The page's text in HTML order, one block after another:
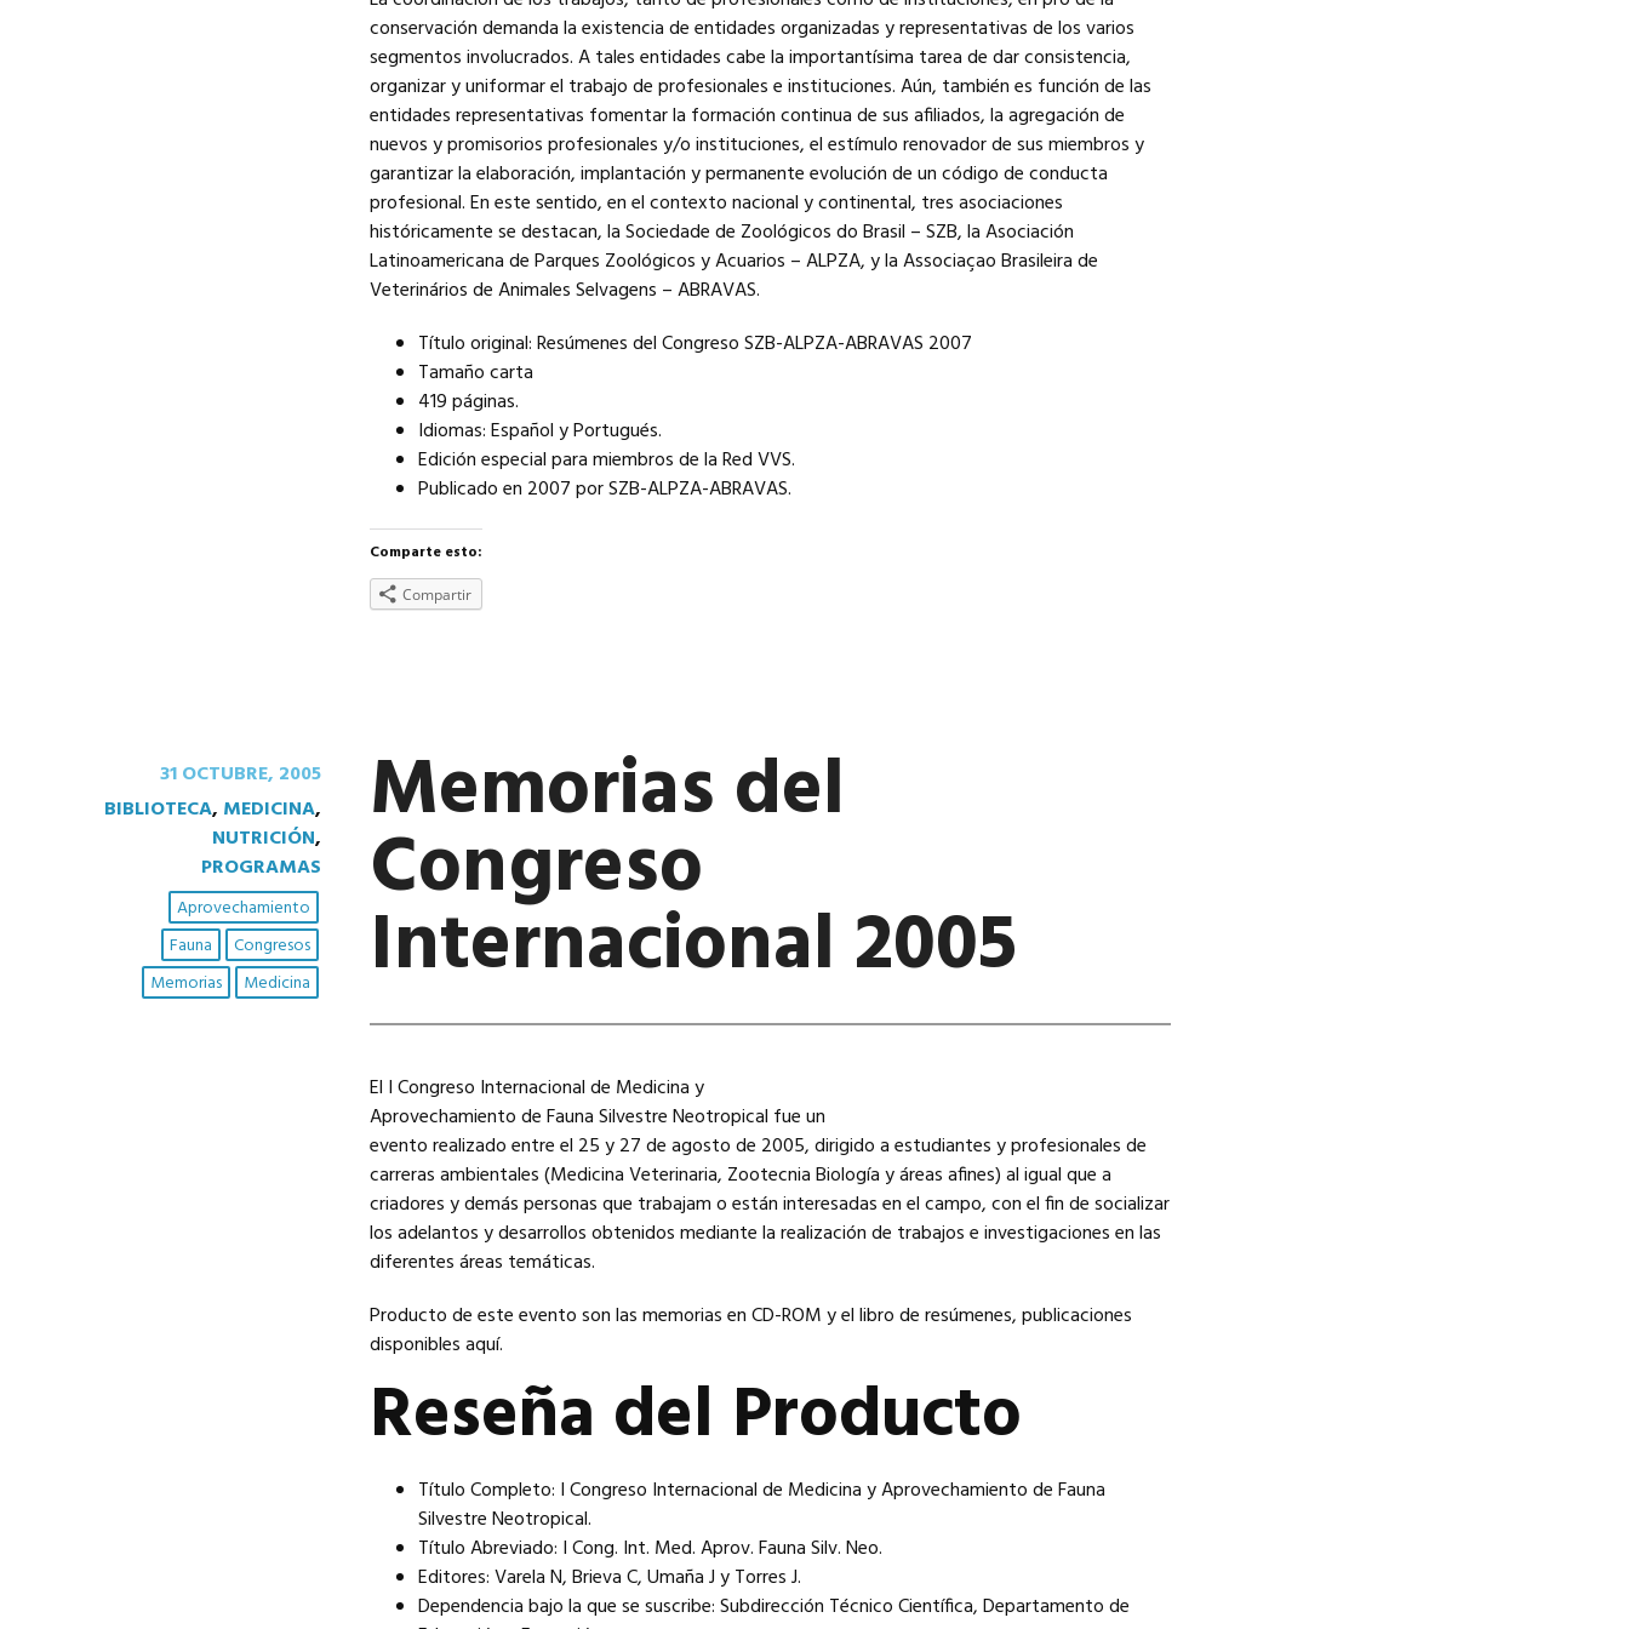
conservación demanda la existencia de entidades organizadas y representativas de los varios
segmentos involucrados. A tales entidades cabe la importantísima tarea de dar consistencia,
organizar y uniformar el trabajo de profesionales e instituciones. Aún, también es función de las
entidades representativas fomentar la formación continua de sus afiliados, la agregación de
nuevos y promisorios profesionales y/o instituciones, el estímulo renovador de sus miembros y
garantizar la elaboración, implantación y permanente evolución de un código de conducta
profesional. En este sentido, en el contexto nacional y continental, tres asociaciones
históricamente se destacan, la Sociedade de Zoológicos do Brasil – SZB, la Asociación
Latinoamericana de Parques Zoológicos y Acuarios – ALPZA, y la Associaçao Brasileira de
Veterinários de Animales Selvagens – ABRAVAS.
Título original: Resúmenes del Congreso SZB-ALPZA-ABRAVAS 2007
Tamaño carta
419 páginas.
Idiomas: Español y Portugués.
Edición especial para miembros de la Red VVS.
Publicado en 2007 por SZB-ALPZA-ABRAVAS.
Comparte esto:
Compartir
31 OCTUBRE, 2005
BIBLIOTECA, MEDICINA,
NUTRICIÓN,
PROGRAMAS
Aprovechamiento
Congresos
Fauna
Medicina
Memorias
Memorias del
Congreso
Internacional 2005
El I Congreso Internacional de Medicina y
Aprovechamiento de Fauna Silvestre Neotropical fue un
evento realizado entre el 25 y 27 de agosto de 2005, dirigido a estudiantes y profesionales de
carreras ambientales (Medicina Veterinaria, Zootecnia Biología y áreas afines) al igual que a
criadores y demás personas que trabajam o están interesadas en el campo, con el fin de socializar
los adelantos y desarrollos obtenidos mediante la realización de trabajos e investigaciones en las
diferentes áreas temáticas.
Producto de este evento son las memorias en CD-ROM y el libro de resúmenes, publicaciones
disponibles aquí.
Reseña del Producto
Título Completo: I Congreso Internacional de Medicina y Aprovechamiento de Fauna
Silvestre Neotropical.
Título Abreviado: I Cong. Int. Med. Aprov. Fauna Silv. Neo.
Editores: Varela N, Brieva C, Umaña J y Torres J.
Dependencia bajo la que se suscribe: Subdirección Técnico Científica, Departamento de